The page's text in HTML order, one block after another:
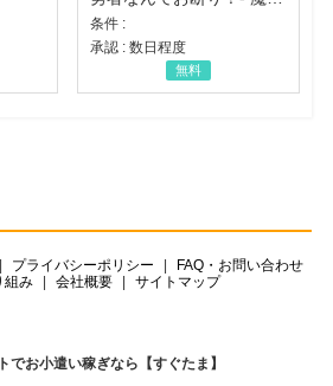
条件 :
承認 : 数日程度
無料
プライバシーポリシー
FAQ・お問い合わせ
組み
会社概要 サイトマップ
でお小遣い稼ぎなら【すぐたま】